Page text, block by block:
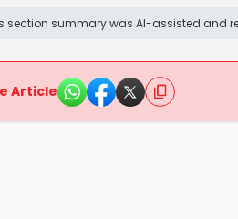
section summary was AI-assisted and
Article